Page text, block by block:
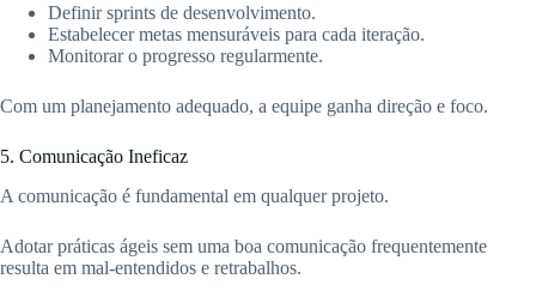
Definir sprints de desenvolvimento.
Estabelecer metas mensuráveis para cada iteração.
Monitorar o progresso regularmente.
Com um planejamento adequado, a equipe ganha direção e foco.
5. Comunicação Ineficaz
A comunicação é fundamental em qualquer projeto.
Adotar práticas ágeis sem uma boa comunicação frequentemente
resulta em mal-entendidos e retrabalhos.